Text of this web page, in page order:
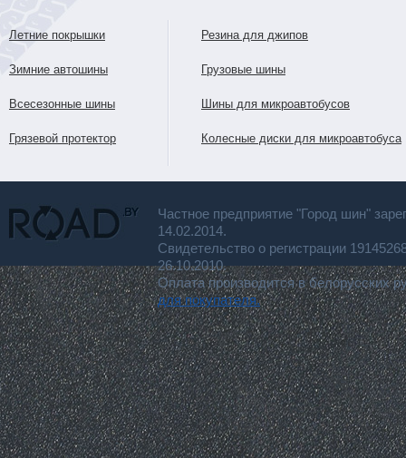
Летние покрышки
Зимние автошины
Всесезонные шины
Грязевой протектор
Резина для джипов
Грузовые шины
Шины для микроавтобусов
Колесные диски для микроавтобуса
Частное предприятие "Город шин"
14.02.2014.
Свидетельство о регистрации
26.10.2010.
Оплата производится в белорусских
для покупателя.